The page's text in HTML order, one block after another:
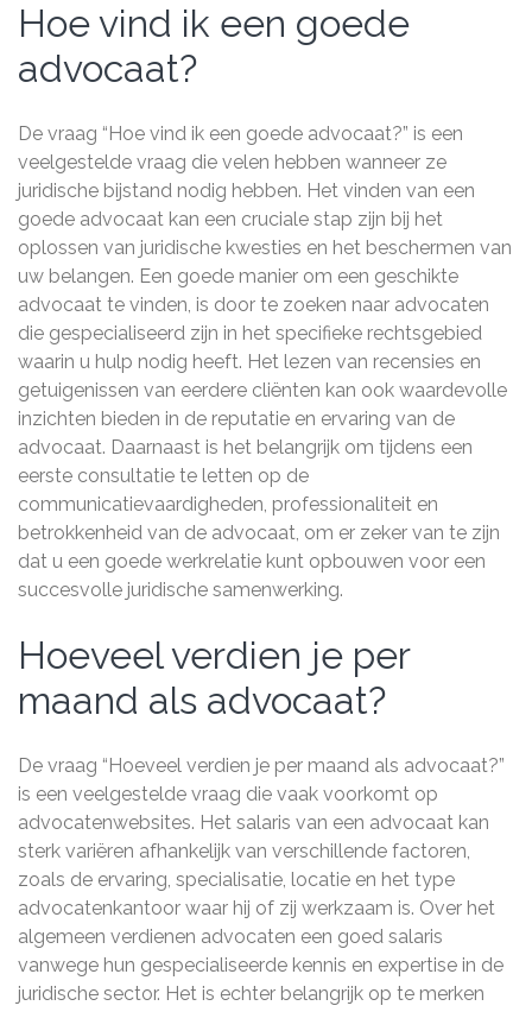
Hoe vind ik een goede
advocaat?
De vraag “Hoe vind ik een goede advocaat?” is een
veelgestelde vraag die velen hebben wanneer ze
juridische bijstand nodig hebben. Het vinden van een
goede advocaat kan een cruciale stap zijn bij het
oplossen van juridische kwesties en het beschermen van
uw belangen. Een goede manier om een geschikte
advocaat te vinden, is door te zoeken naar advocaten
die gespecialiseerd zijn in het specifieke rechtsgebied
waarin u hulp nodig heeft. Het lezen van recensies en
getuigenissen van eerdere cliënten kan ook waardevolle
inzichten bieden in de reputatie en ervaring van de
advocaat. Daarnaast is het belangrijk om tijdens een
eerste consultatie te letten op de
communicatievaardigheden, professionaliteit en
betrokkenheid van de advocaat, om er zeker van te zijn
dat u een goede werkrelatie kunt opbouwen voor een
succesvolle juridische samenwerking.
Hoeveel verdien je per
maand als advocaat?
De vraag “Hoeveel verdien je per maand als advocaat?”
is een veelgestelde vraag die vaak voorkomt op
advocatenwebsites. Het salaris van een advocaat kan
sterk variëren afhankelijk van verschillende factoren,
zoals de ervaring, specialisatie, locatie en het type
advocatenkantoor waar hij of zij werkzaam is. Over het
algemeen verdienen advocaten een goed salaris
vanwege hun gespecialiseerde kennis en expertise in de
juridische sector. Het is echter belangrijk op te merken